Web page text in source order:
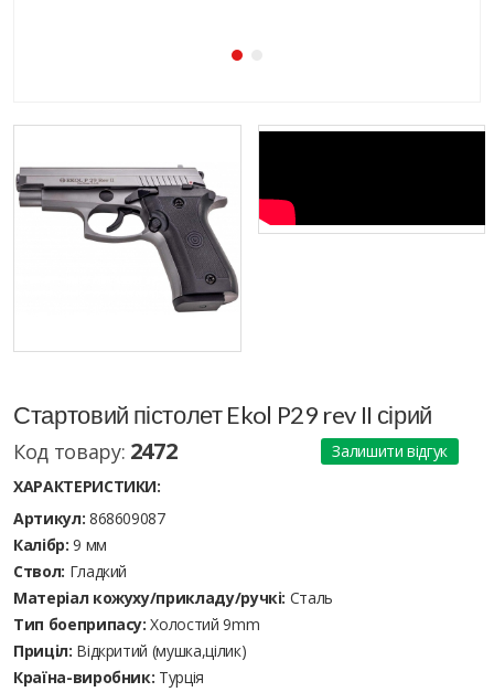
Стартовий пістолет Ekol P29 rev II сірий
Код товару: 2472
Залишити відгук
ХАРАКТЕРИСТИКИ:
Артикул: 868609087
Калібр: 9 мм
Ствол: Гладкий
Матеріал кожуху/прикладу/ручкі: Сталь
Тип боеприпасу: Холостий 9mm
Приціл: Відкритий (мушка,цілик)
Країна-виробник: Турція